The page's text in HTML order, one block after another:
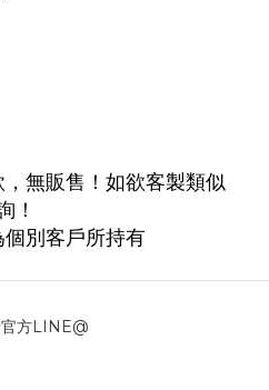
無販售！如欲客製類似
！
別客戶所持有